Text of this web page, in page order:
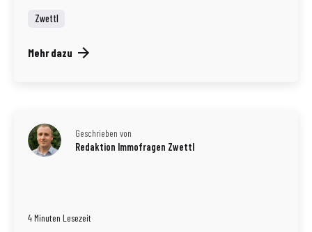
Zwettl
Mehr dazu
Geschrieben von
Redaktion Immofragen Zwettl
4 Minuten Lesezeit